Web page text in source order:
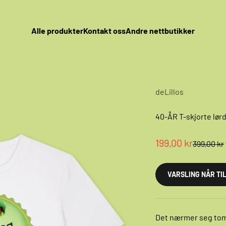
Alle produkterKontakt ossAndre nettbutikker
deLillos
40-ÅR T-skjorte
Salgspris
199,00 kr399,00 kr
VARSLING NÅR
Det nærmer seg